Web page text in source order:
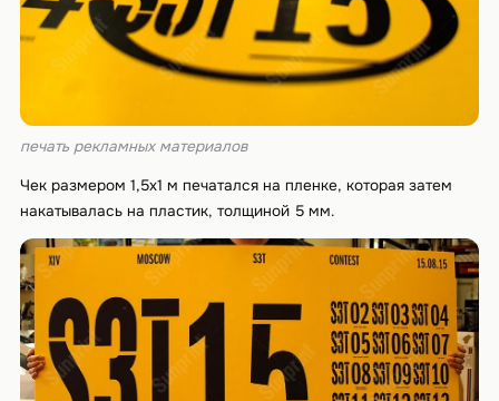
печать рекламных материалов
Чек размером 1,5х1 м печатался на пленке, которая затем
накатывалась на пластик, толщиной 5 мм.